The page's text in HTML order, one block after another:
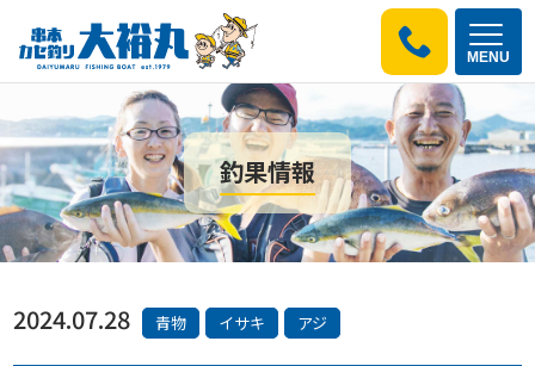
MENU
釣果情報
2024.07.28 青物 イサキ アジ